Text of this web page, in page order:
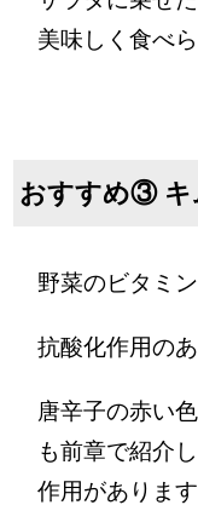
美味しく食べ
おすすめ③ キ
野菜のビタミ
抗酸化作用の
唐辛子の赤い
も前章で紹介
作用があります